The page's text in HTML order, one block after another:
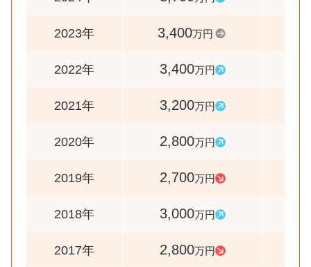
2023年 3,400万円
2022年 3,400万円
2021年 3,200万円
2020年 2,800万円
2019年 2,700万円
2018年 3,000万円
2017年 2,800万円